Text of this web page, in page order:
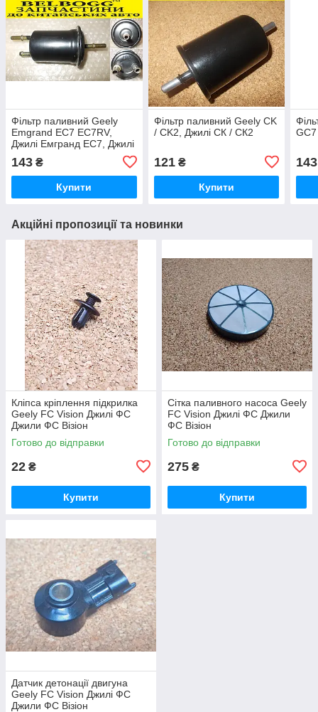
Фільтр паливний Geely
Emgrand EC7 EC7RV,
Джилі Емгранд ЕС7, Джилі
143 ₴
Купити
Фільтр паливний Geely CK
/ CK2, Джилі СК / СК2
121₴
Купити
143
Акційні пропозиції та новинки
Кліпса кріплення підкрилка
Geely FC Vision Джилі ФС
Джили ФС Візіон
Готово до відправки
22 ₴
Купити
Сітка паливного насоса Geely
FC Vision Джилі ФС Джили
ФС Візіон
Готово до відправки
275 ₴
Купити
Датчик детонації двигуна
Geely FC Vision Джилі ФС
Джили ФС Візіон